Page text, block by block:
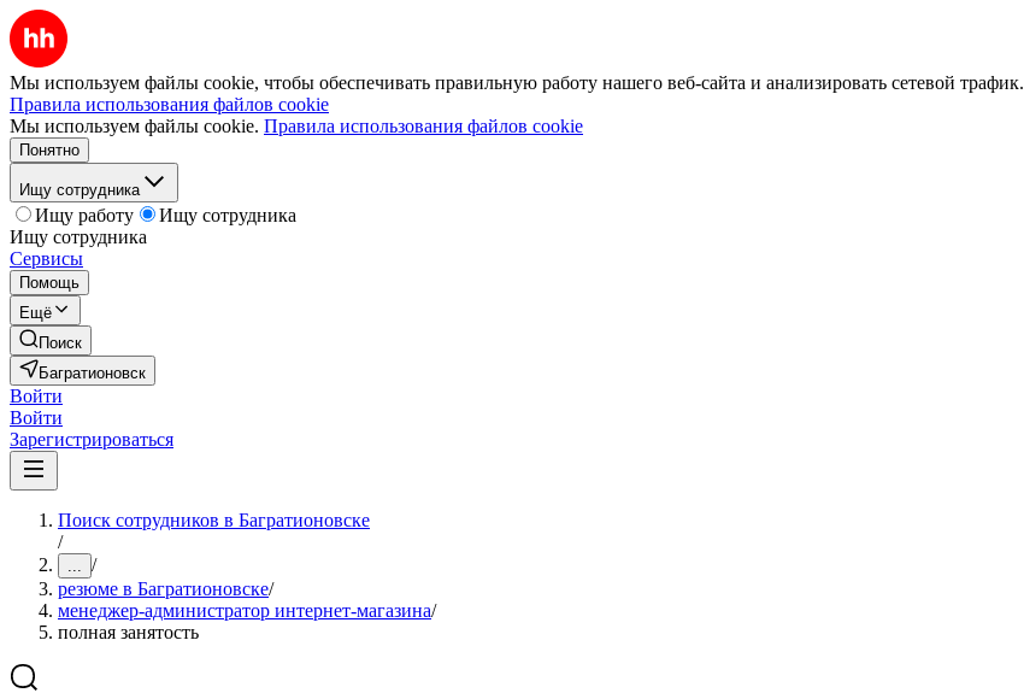
Мы используем файлы cookie, чтобы обеспечивать правильную работу нашего веб-сайта и анализировать сетевой трафик.
Правила использования файлов cookie
Мы используем файлы cookie. Правила использования файлов cookie
Понятно
Ищу сотрудника
Ищу работу
Ищу сотрудника
Ищу сотрудника
Сервисы
Помощь
Ещё
Поиск
Багратионовск
Войти
Войти
Зарегистрироваться
Поиск сотрудников в Багратионовске
/
... /
резюме в Багратионовске/
менеджер-администратор интернет-магазина/
полная занятость